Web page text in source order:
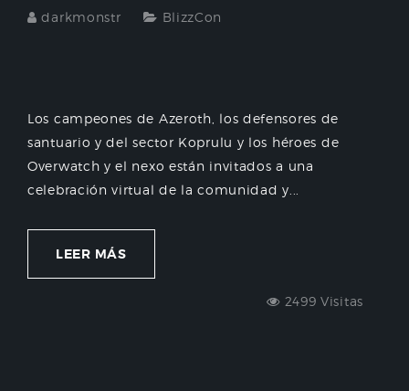
darkmonstr BlizzCon
Los campeones de Azeroth, los defensores de
santuario y del sector Koprulu y los héroes de
Overwatch y el nexo están invitados a una
celebración virtual de la comunidad y...
LEER MÁS
2499 Visitas